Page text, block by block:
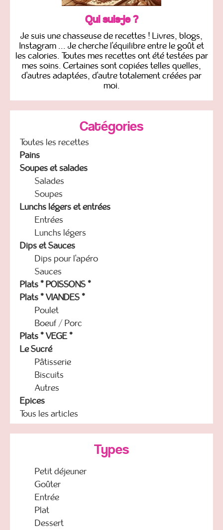
Qui suis-je ?
Je suis une chasseuse de recettes ! Livres, blogs,
Instagram ... Je cherche l'équilibre entre le goût et
les calories. Toutes mes recettes ont été testées par
mes soins. Certaines sont copiées telles quelles,
d'autres adaptées, d'autre totalement créées par
moi.
Catégories
Toutes les recettes
Pains
Soupes et salades
Salades
Soupes
Lunchs légers et entrées
Entrées
Lunchs légers
Dips et Sauces
Dips pour l'apéro
Sauces
Plats * POISSONS *
Plats * VIANDES *
Poulet
Boeuf / Porc
Plats * VEGE *
Le Sucré
Pâtisserie
Biscuits
Autres
Epices
Tous les articles
Types
Petit déjeuner
Goûter
Entrée
Plat
Dessert